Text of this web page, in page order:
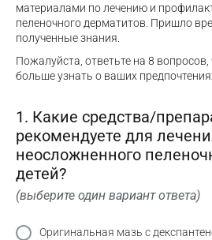
материалами по лечению и
пеленочного дерматитов. Пришло
полученные знания.
Пожалуйста, ответьте на 8
больше узнать о ваших
1. Какие средства/
рекомендуете для
неосложненного
детей?
(выберите один вариант ответа)
Оригинальная мазь с